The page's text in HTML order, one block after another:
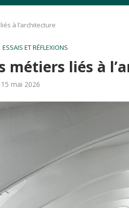
à l’architecture
ESSAIS ET RÉFLEXIONS
métiers liés à
15 mai 2026